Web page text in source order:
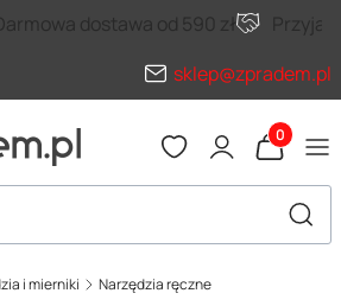
dostawa od 590 zł
sklep@zpradem.pl
Produkty
i mierniki Narzędzia ręczne